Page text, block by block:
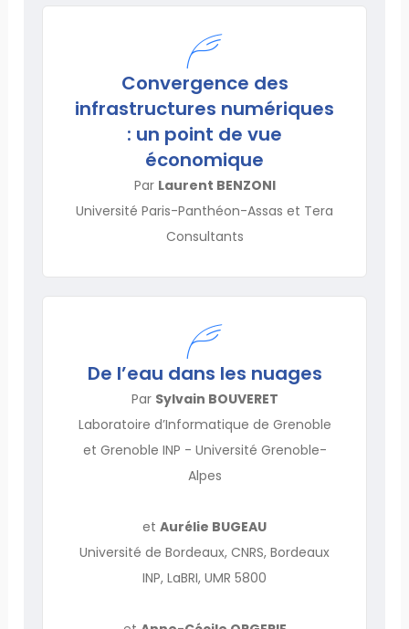
Convergence des
infrastructures numériques
: un point de vue
économique
Par Laurent BENZONI
Université Paris-Panthéon-Assas et Tera
Consultants
De l’eau dans les nuages
Par Sylvain BOUVERET
Laboratoire d’Informatique de Grenoble
et Grenoble INP - Université Grenoble-
Alpes
et Aurélie BUGEAU
Université de Bordeaux, CNRS, Bordeaux
INP, LaBRI, UMR 5800